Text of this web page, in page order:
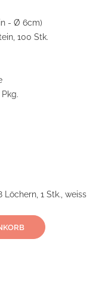
- Ø 6cm)
100 Stk.
Löchern, 1 Stk., weiss